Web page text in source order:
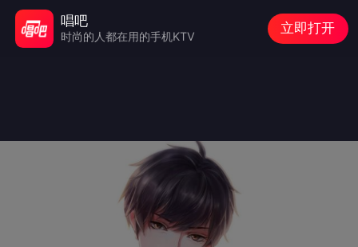
唱吧
时尚的人都在用的手机KTV
立即打开